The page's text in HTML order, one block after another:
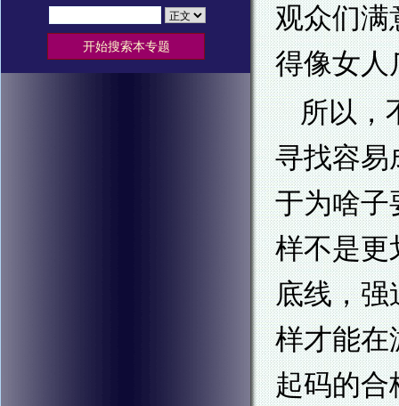
观众们满
得像女
所以，
寻找容易
于为啥子
样不是更
底线，强
样才能在
起码的合